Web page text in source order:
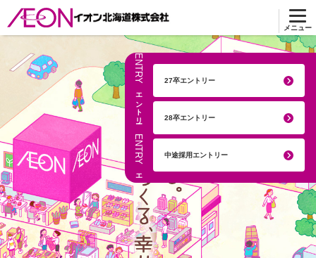
メニュー
ENTRY
エントリー
ENTRY
エントリー
ENTRY
27卒エントリー
28卒エントリー
中途採用エントリー